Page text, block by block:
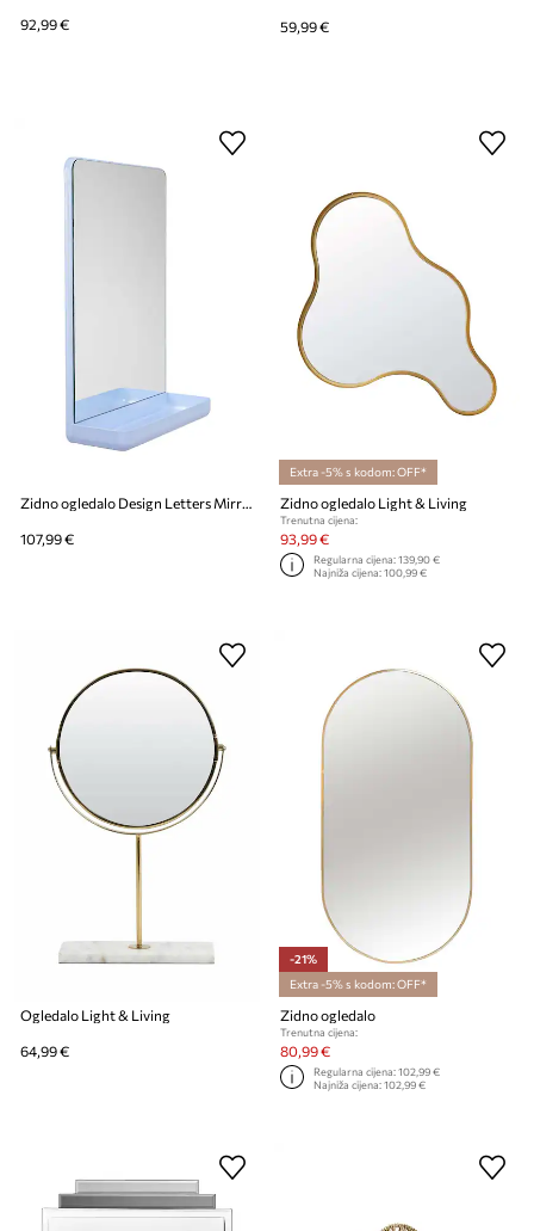
92,99 € 59,99 €
107,99 €
Extra -5% s kodom: OFF*
Zidno ogledalo Light & Living
Trenutna cijena:
93,99 €
Regularna cijena:139,90 €
Najniža cijena:100,99 €
Ogledalo Light & Living
64,99 €
-21%
Extra -5% s kodom: OFF*
Zidno ogledalo
Trenutna cijena:
80,99 €
Regularna cijena:102,99 €
Najniža cijena:102,99 €